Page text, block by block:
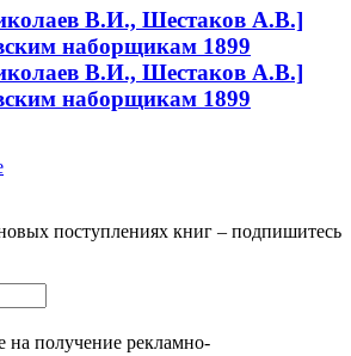
В.И., Шестаков А.В.]
наборщикам 1899
В.И., Шестаков А.В.]
наборщикам 1899
поступлениях книг – подпишитесь
на получение рекламно-